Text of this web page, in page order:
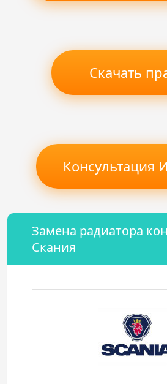
Скачать
Консультация
Замена радиатора
Скания